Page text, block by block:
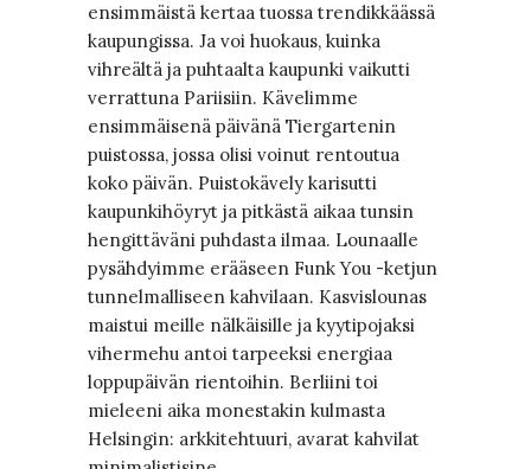
ensimmäistä kertaa tuossa trendikkäässä
kaupungissa. Ja voi huokaus, kuinka
vihreältä ja puhtaalta kaupunki vaikutti
verrattuna Pariisiin. Kävelimme
ensimmäisenä päivänä Tiergartenin
puistossa, jossa olisi voinut rentoutua
koko päivän. Puistokävely karisutti
kaupunkihöyryt ja pitkästä aikaa tunsin
hengittäväni puhdasta ilmaa. Lounaalle
pysähdyimme erääseen Funk You -ketjun
tunnelmalliseen kahvilaan. Kasvislounas
maistui meille nälkäisille ja kyytipojaksi
vihermehu antoi tarpeeksi energiaa
loppupäivän rientoihin. Berliini toi
mieleeni aika monestakin kulmasta
Helsingin: arkkitehtuuri, avarat kahvilat